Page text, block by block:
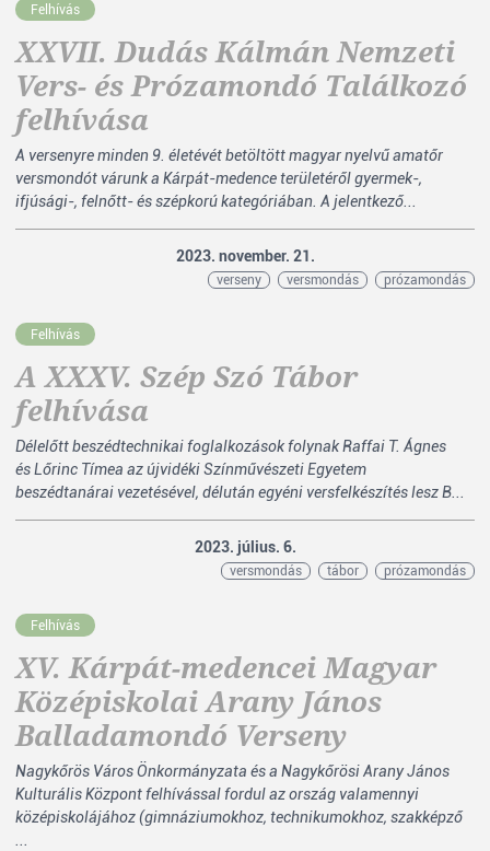
Felhívás
XXVII. Dudás Kálmán Nemzeti
Vers- és Prózamondó Találkozó
felhívása
A versenyre minden 9. életévét betöltött magyar nyelvű amatőr
versmondót várunk a Kárpát-medence területéről gyermek-,
ifjúsági-, felnőtt- és szépkorú kategóriában. A jelentkező...
2023. november. 21.
verseny versmondás prózamondás
Felhívás
A XXXV. Szép Szó Tábor
felhívása
Délelőtt beszédtechnikai foglalkozások folynak Raffai T. Ágnes
és Lőrinc Tímea az újvidéki Színművészeti Egyetem
beszédtanárai vezetésével, délután egyéni versfelkészítés lesz B...
2023. július. 6.
versmondás tábor prózamondás
Felhívás
XV. Kárpát-medencei Magyar
Középiskolai Arany János
Balladamondó Verseny
Nagykőrös Város Önkormányzata és a Nagykőrösi Arany János
Kulturális Központ felhívással fordul az ország valamennyi
középiskolájához (gimnáziumokhoz, technikumokhoz, szakképző